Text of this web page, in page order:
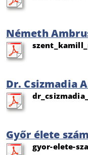
Németh
Dr. Csizmadia
Győr élete
gyor-elete-